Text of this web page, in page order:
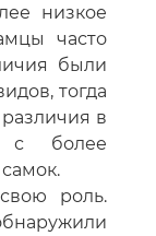
низкое
часто
были
тогда
в
с более
роль.